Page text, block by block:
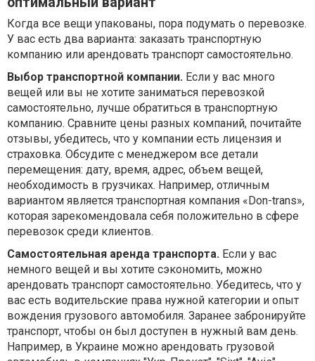
Когда все вещи упакованы, пора подумать о перевозке.
У вас есть два варианта: заказать транспортную
компанию или арендовать транспорт самостоятельно.
Выбор транспортной компании. Если у вас много
вещей или вы не хотите заниматься перевозкой
самостоятельно, лучше обратиться в транспортную
компанию. Сравните цены разных компаний, почитайте
отзывы, убедитесь, что у компании есть лицензия и
страховка. Обсудите с менеджером все детали
перемещения: дату, время, адрес, объем вещей,
необходимость в грузчиках. Например, отличным
вариантом является транспортная компания «Don-trans»,
которая зарекомендовала себя положительно в сфере
перевозок среди клиентов.
Самостоятельная аренда транспорта. Если у вас
немного вещей и вы хотите сэкономить, можно
арендовать транспорт самостоятельно. Убедитесь, что у
вас есть водительские права нужной категории и опыт
вождения грузового автомобиля. Заранее забронируйте
транспорт, чтобы он был доступен в нужный вам день.
Например, в Украине можно арендовать грузовой